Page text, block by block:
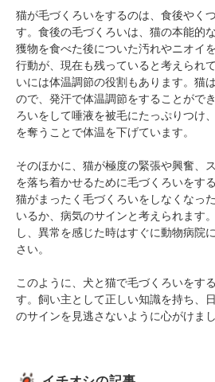
猫が毛づくろいをするのは、食後やく
す。食後の毛づくろいは、猫の本能的
獲物を食べた後についた汚れやニオイ
行動が、現在も残っていると考えられ
いには体温調節の役割もあります。猫
ので、発汗で体温調節をすることがで
ろいをして唾液を被毛にたっぷりつけ
を奪うことで体温を下げています。
そのほかに、猫が極度の緊張や興奮、
を落ち着かせるために毛づくろいをす
猫がまったく毛づくろいをしなくなっ
いるか、病気のサインと考えられます
し、異常を感じた時はすぐに動物病院
さい。
このように、犬と猫で毛づくろいをす
す。飼い主として正しい知識を持ち、
のサインを見逃さないように心がけまし